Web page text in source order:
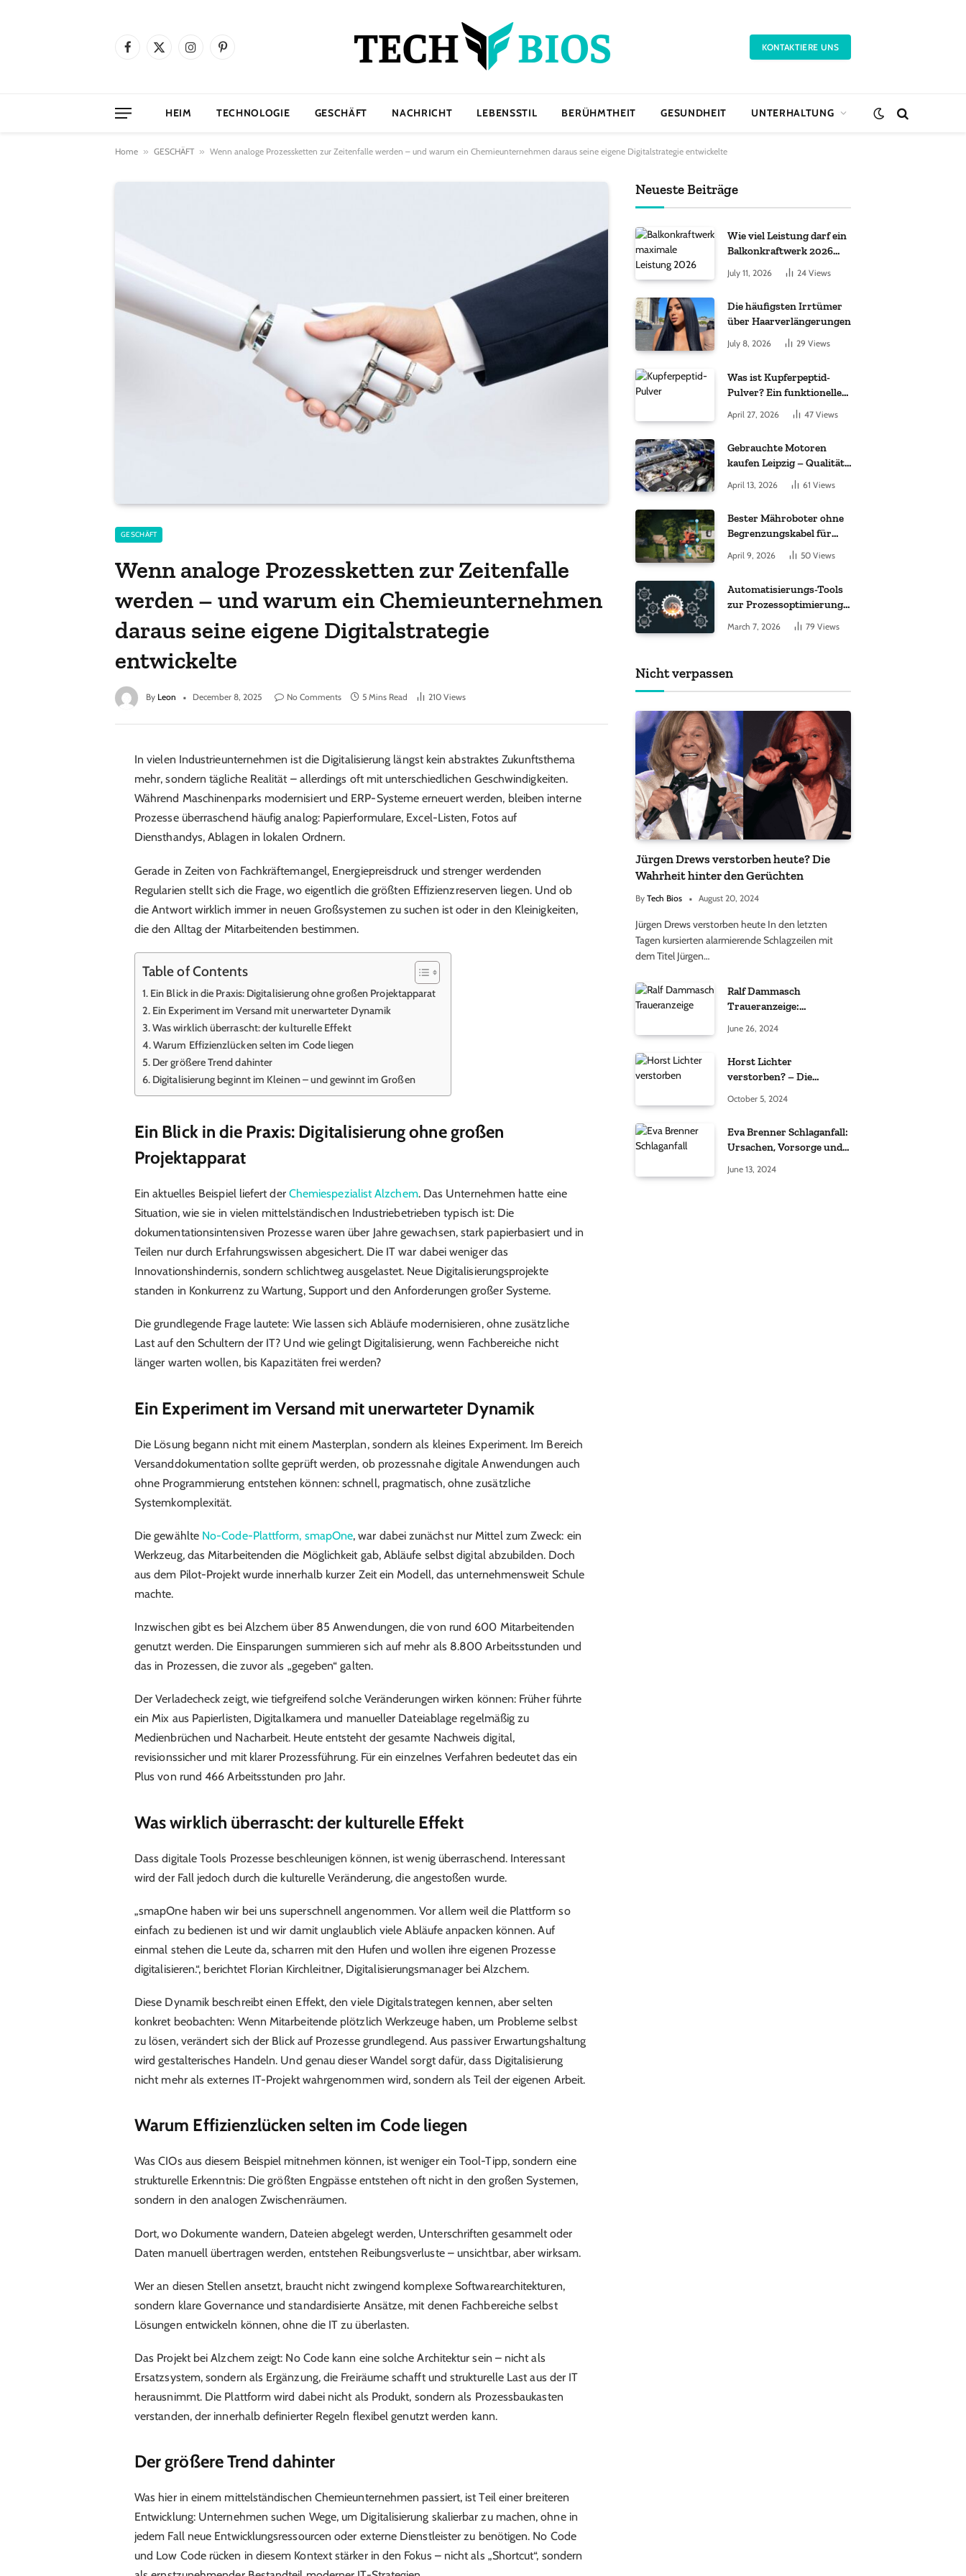
Facebook
X
InstagramPinterest KONTAKTIERE UNS
HEIM TECHNOLOGIE GESCHÄFT NACHRICHT LEBENSSTIL BERÜHMTHEIT GESUNDHEIT UNTERHALTUNG
Home » GESCHÄFT » Wenn analoge Prozessketten zur Zeitenfalle werden – und warum ein Chemieunternehmen daraus seine eigene Digitalstrategie entwickelte
GESCHÄFT
Wenn analoge Prozessketten zur Zeitenfalle
werden – und warum ein Chemieunternehmen
daraus seine eigene Digitalstrategie
entwickelte
By Leon December 8, 2025 No Comments 5 Mins Read 210 Views
In vielen Industrieunternehmen ist die Digitalisierung längst kein abstraktes Zukunftsthema
mehr, sondern tägliche Realität – allerdings oft mit unterschiedlichen Geschwindigkeiten.
Während Maschinenparks modernisiert und ERP-Systeme erneuert werden, bleiben interne
Prozesse überraschend häufig analog: Papierformulare, Excel-Listen, Fotos auf
Diensthandys, Ablagen in lokalen Ordnern.
Gerade in Zeiten von Fachkräftemangel, Energiepreisdruck und strenger werdenden
Regularien stellt sich die Frage, wo eigentlich die größten Effizienzreserven liegen. Und ob
die Antwort wirklich immer in neuen Großsystemen zu suchen ist oder in den Kleinigkeiten,
die den Alltag der Mitarbeitenden bestimmen.
Table of Contents
Ein Blick in die Praxis: Digitalisierung ohne großen Projektapparat
Ein Experiment im Versand mit unerwarteter Dynamik
Was wirklich überrascht: der kulturelle Effekt
Warum Effizienzlücken selten im Code liegen
Der größere Trend dahinter
Digitalisierung beginnt im Kleinen – und gewinnt im Großen
Ein Blick in die Praxis: Digitalisierung ohne großen
Projektapparat
Ein aktuelles Beispiel liefert der Chemiespezialist Alzchem. Das Unternehmen hatte eine
Situation, wie sie in vielen mittelständischen Industriebetrieben typisch ist: Die
dokumentationsintensiven Prozesse waren über Jahre gewachsen, stark papierbasiert und in
Teilen nur durch Erfahrungswissen abgesichert. Die IT war dabei weniger das
Innovationshindernis, sondern schlichtweg ausgelastet. Neue Digitalisierungsprojekte
standen in Konkurrenz zu Wartung, Support und den Anforderungen großer Systeme.
Die grundlegende Frage lautete: Wie lassen sich Abläufe modernisieren, ohne zusätzliche
Last auf den Schultern der IT? Und wie gelingt Digitalisierung, wenn Fachbereiche nicht
länger warten wollen, bis Kapazitäten frei werden?
Ein Experiment im Versand mit unerwarteter Dynamik
Die Lösung begann nicht mit einem Masterplan, sondern als kleines Experiment. Im Bereich
Versanddokumentation sollte geprüft werden, ob prozessnahe digitale Anwendungen auch
ohne Programmierung entstehen können: schnell, pragmatisch, ohne zusätzliche
Systemkomplexität.
Die gewählte No-Code-Plattform, smapOne, war dabei zunächst nur Mittel zum Zweck: ein
Werkzeug, das Mitarbeitenden die Möglichkeit gab, Abläufe selbst digital abzubilden. Doch
aus dem Pilot-Projekt wurde innerhalb kurzer Zeit ein Modell, das unternehmensweit Schule
machte.
Inzwischen gibt es bei Alzchem über 85 Anwendungen, die von rund 600 Mitarbeitenden
genutzt werden. Die Einsparungen summieren sich auf mehr als 8.800 Arbeitsstunden und
das in Prozessen, die zuvor als „gegeben“ galten.
Der Verladecheck zeigt, wie tiefgreifend solche Veränderungen wirken können: Früher führte
ein Mix aus Papierlisten, Digitalkamera und manueller Dateiablage regelmäßig zu
Medienbrüchen und Nacharbeit. Heute entsteht der gesamte Nachweis digital,
revisionssicher und mit klarer Prozessführung. Für ein einzelnes Verfahren bedeutet das ein
Plus von rund 466 Arbeitsstunden pro Jahr.
Was wirklich überrascht: der kulturelle Effekt
Dass digitale Tools Prozesse beschleunigen können, ist wenig überraschend. Interessant
wird der Fall jedoch durch die kulturelle Veränderung, die angestoßen wurde.
„smapOne haben wir bei uns superschnell angenommen. Vor allem weil die Plattform so
einfach zu bedienen ist und wir damit unglaublich viele Abläufe anpacken können. Auf
einmal stehen die Leute da, scharren mit den Hufen und wollen ihre eigenen Prozesse
digitalisieren.“, berichtet Florian Kirchleitner, Digitalisierungsmanager bei Alzchem.
Diese Dynamik beschreibt einen Effekt, den viele Digitalstrategen kennen, aber selten
konkret beobachten: Wenn Mitarbeitende plötzlich Werkzeuge haben, um Probleme selbst
zu lösen, verändert sich der Blick auf Prozesse grundlegend. Aus passiver Erwartungshaltung
wird gestalterisches Handeln. Und genau dieser Wandel sorgt dafür, dass Digitalisierung
nicht mehr als externes IT-Projekt wahrgenommen wird, sondern als Teil der eigenen Arbeit.
Warum Effizienzlücken selten im Code liegen
Was CIOs aus diesem Beispiel mitnehmen können, ist weniger ein Tool-Tipp, sondern eine
strukturelle Erkenntnis: Die größten Engpässe entstehen oft nicht in den großen Systemen,
sondern in den analogen Zwischenräumen.
Dort, wo Dokumente wandern, Dateien abgelegt werden, Unterschriften gesammelt oder
Daten manuell übertragen werden, entstehen Reibungsverluste – unsichtbar, aber wirksam.
Wer an diesen Stellen ansetzt, braucht nicht zwingend komplexe Softwarearchitekturen,
sondern klare Governance und standardisierte Ansätze, mit denen Fachbereiche selbst
Lösungen entwickeln können, ohne die IT zu überlasten.
Das Projekt bei Alzchem zeigt: No Code kann eine solche Architektur sein – nicht als
Ersatzsystem, sondern als Ergänzung, die Freiräume schafft und strukturelle Last aus der IT
herausnimmt. Die Plattform wird dabei nicht als Produkt, sondern als Prozessbaukasten
verstanden, der innerhalb definierter Regeln flexibel genutzt werden kann.
Der größere Trend dahinter
Was hier in einem mittelständischen Chemieunternehmen passiert, ist Teil einer breiteren
Entwicklung: Unternehmen suchen Wege, um Digitalisierung skalierbar zu machen, ohne in
jedem Fall neue Entwicklungsressourcen oder externe Dienstleister zu benötigen. No Code
und Low Code rücken in diesem Kontext stärker in den Fokus – nicht als „Shortcut“, sondern
Neueste Beiträge
Wie viel Leistung darf ein
Balkonkraftwerk 2026
July 11, 2026 24 Views
Die häufigsten Irrtümer
über Haarverlängerungen
July 8, 2026 29 Views
Was ist Kupferpeptid-
Pulver? Ein funktioneller
Komplex aus „kleinem
Molekül + Metall“
April 27, 2026 47 Views
Gebrauchte Motoren
kaufen Leipzig – Qualität,
Garantie und weltweite
Lieferung im Fokus
April 13, 2026 61 Views
Bester Mähroboter ohne
Begrenzungskabel für
kleine Gärten: Worauf es
bei 200 bis 500 m²
April 9, 2026 50 Views
Automatisierungs-Tools
zur Prozessoptimierung
im Einkauf: Wichtige
Funktionen, auf die Sie
March 7, 2026 79 Views
Nicht verpassen
Jürgen Drews verstorben heute? Die
Wahrheit hinter den Gerüchten
By Tech Bios August 20, 2024
Jürgen Drews verstorben heute In den letzten
Tagen kursierten alarmierende Schlagzeilen mit
dem Titel Jürgen…
Ralf Dammasch
Traueranzeige:
Informationen
June 26, 2024
Horst Lichter
verstorben? – Die
Gerüchten
October 5, 2024
Eva Brenner Schlaganfall:
Ursachen, Vorsorge und
June 13, 2024